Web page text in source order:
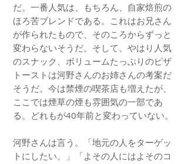
だ。一番人気は、もちろん、自家焙煎の
ほろ苦ブレンドである。これはお兄さん
が作られたもので、そのころからずっと
変わらないそうだ。そして、やはり人気
のスナック、ボリュームたっぷりのピザ
トーストは河野さんのお姉さんの考案だ
そうだ。今は禁煙の喫茶店も増えたが、
ここでは煙草の煙も雰囲気の一部であ
る。どれもが40年前と変わっていない。
河野さんは言う。「地元の人をターゲッ
トにしたい。」「よその人にはよそのコ